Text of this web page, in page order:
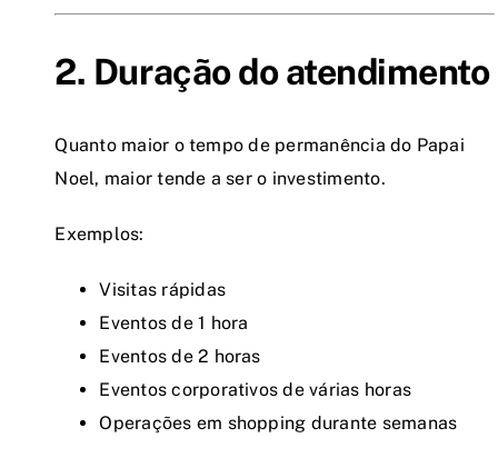
2. Duração do atendimento
Quanto maior o tempo de permanência do Papai
Noel, maior tende a ser o investimento.
Exemplos:
Visitas rápidas
Eventos de 1 hora
Eventos de 2 horas
Eventos corporativos de várias horas
Operações em shopping durante semanas